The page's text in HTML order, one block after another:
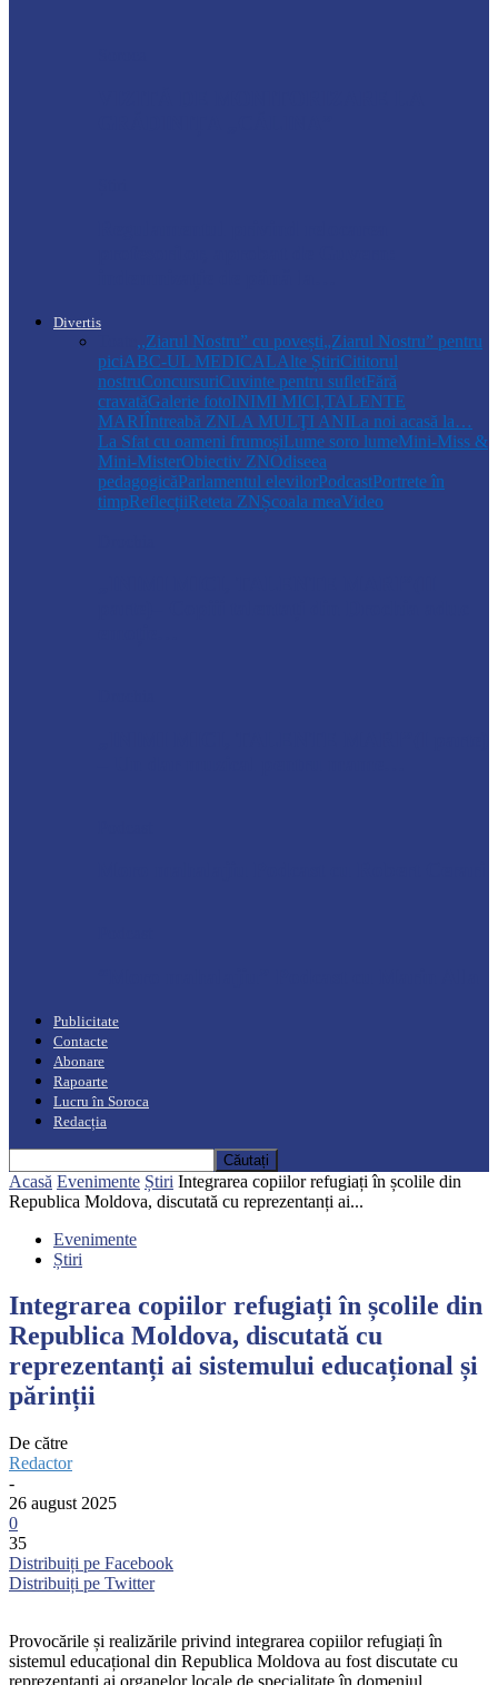
Divertis
,,Ziarul Nostru” cu povești„Ziarul Nostru” pentru
piciABC-UL MEDICALAlte ȘtiriCititorul
nostruConcursuriCuvinte pentru sufletFără
cravatăGalerie fotoINIMI MICI,TALENTE
MARIÎntreabă ZNLA MULŢI ANILa noi acasă la…
La Sfat cu oameni frumoșiLume soro lumeMini-Miss &
Mini-MisterObiectiv ZNOdiseea
pedagogicăParlamentul elevilorPodcastPortrete în
timpReflecțiiReteta ZNȘcoala meaVideo
Publicitate
Contacte
Abonare
Rapoarte
Lucru în Soroca
Redacția
Acasă Evenimente Știri Integrarea copiilor refugiați în școlile din
Republica Moldova, discutată cu reprezentanți ai...
Evenimente
Știri
Integrarea copiilor refugiați în școlile din
Republica Moldova, discutată cu
reprezentanți ai sistemului educațional și
părinții
De către
Redactor
-
26 august 2025
0
35
Distribuiți pe Facebook
Distribuiți pe Twitter
Provocările și realizările privind integrarea copiilor refugiați în
sistemul educațional din Republica Moldova au fost discutate cu